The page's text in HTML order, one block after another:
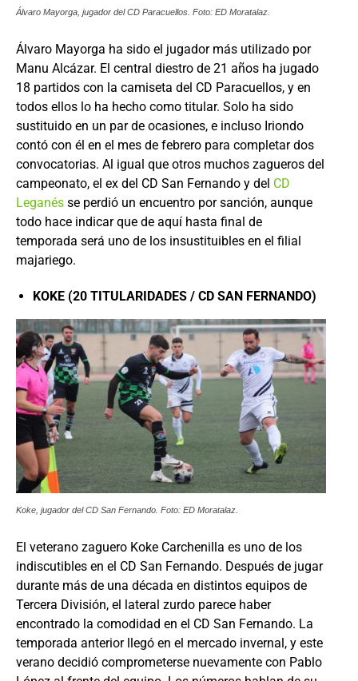
Álvaro Mayorga, jugador del CD Paracuellos. Foto: ED Moratalaz.
Álvaro Mayorga ha sido el jugador más utilizado por
Manu Alcázar. El central diestro de 21 años ha jugado
18 partidos con la camiseta del CD Paracuellos, y en
todos ellos lo ha hecho como titular. Solo ha sido
sustituido en un par de ocasiones, e incluso Iriondo
contó con él en el mes de febrero para completar dos
convocatorias. Al igual que otros muchos zagueros del
campeonato, el ex del CD San Fernando y del CD
Leganés se perdió un encuentro por sanción, aunque
todo hace indicar que de aquí hasta final de
temporada será uno de los insustituibles en el filial
majariego.
KOKE (20 TITULARIDADES / CD SAN FERNANDO)
Koke, jugador del CD San Fernando. Foto: ED Moratalaz.
El veterano zaguero Koke Carchenilla es uno de los
indiscutibles en el CD San Fernando. Después de jugar
durante más de una década en distintos equipos de
Tercera División, el lateral zurdo parece haber
encontrado la comodidad en el CD San Fernando. La
temporada anterior llegó en el mercado invernal, y este
verano decidió comprometerse nuevamente con Pablo